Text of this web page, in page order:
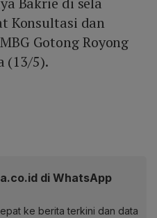
Konsultasi dan
Gotong Royong
(13/5).
di WhatsApp
ke berita terkini dan data